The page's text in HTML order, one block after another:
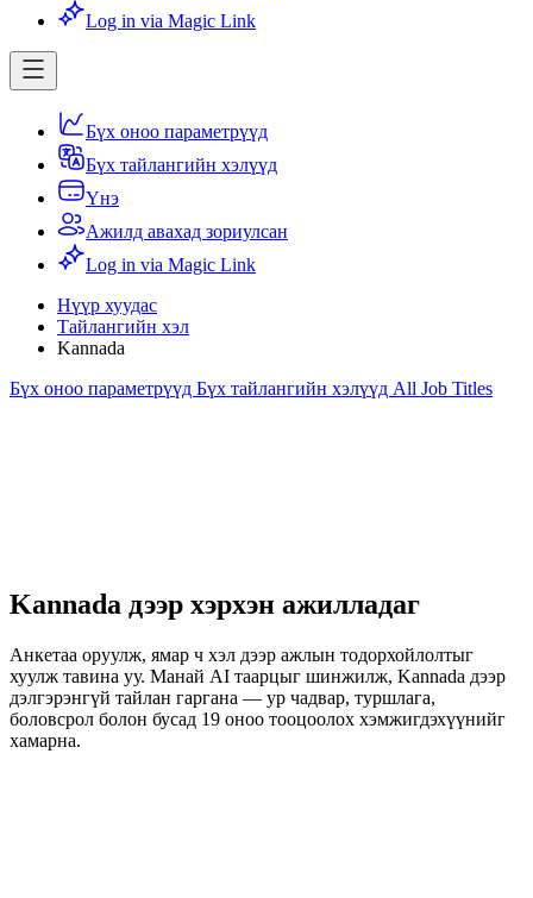
Log in via Magic Link
Бүх оноо параметрүүд
Бүх тайлангийн хэлүүд
Үнэ
Ажилд авахад зориулсан
Log in via Magic Link
Нүүр хуудас
Тайлангийн хэл
Kannada
Бүх оноо параметрүүд Бүх тайлангийн хэлүүд All Job Titles
Kannada дээр хэрхэн ажилладаг
Анкетаа оруулж, ямар ч хэл дээр ажлын тодорхойлолтыг
хуулж тавина уу. Манай AI таарцыг шинжилж, Kannada дээр
дэлгэрэнгүй тайлан гаргана — ур чадвар, туршлага,
боловсрол болон бусад 19 оноо тооцоолох хэмжигдэхүүнийг
хамарна.